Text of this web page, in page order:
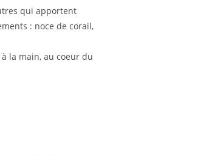
qui apportent
: noce de corail,
la main, au coeur du